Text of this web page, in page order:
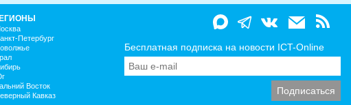
Петербург
Восток
Кавказ
Бесплатная подписка на новости ICT-Online